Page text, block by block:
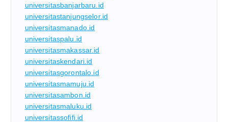
universitasbanjarbaru.id
universitastanjungselor.id
universitasmanado.id
universitaspalu.id
universitasmakassar.id
universitaskendari.id
universitasgorontalo.id
universitasmamuju.id
universitasambon.id
universitasmaluku.id
universitassofifi.id